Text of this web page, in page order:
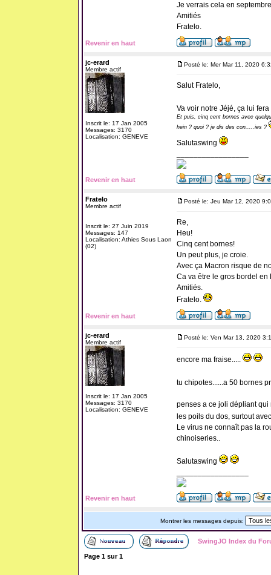
Je verrais cela en
Amitiés
Fratelo.
Revenir en haut
jc-erard
Membre actif
Inscrit le: 17 Jan 2005
Messages: 3170
Localisation: GENEVE
Posté le: Mer Mar 11, 2020
Salut Fratelo,
Va voir notre Jéjé, ça lui
Et puis, cinq cent bornes avec
hein ? quoi ? je dis des con.....ies ?
Salutaswing
Revenir en haut
Fratelo
Membre actif
Inscrit le: 27 Juin 2019
Messages: 147
Localisation: Athies Sous Laon
(02)
Posté le: Jeu Mar 12, 2020
Re,
Heu!
Cinq cent bornes!
Un peut plus, je croie.
Avec ça Macron risque de
Ca va être le gros bordel en
Amitiés.
Fratelo.
Revenir en haut
jc-erard
Membre actif
Inscrit le: 17 Jan 2005
Messages: 3170
Localisation: GENEVE
Posté le: Ven Mar 13, 2020
encore ma fraise.....
tu chipotes......a 50 bornes
penses a ce joli dépliant qui
les poils du dos, surtout
Le virus ne connaît pas la
chinoiseries..
Salutaswing
Revenir en haut
Montrer les messages depuis:
SwingJO Index du
Page 1sur1